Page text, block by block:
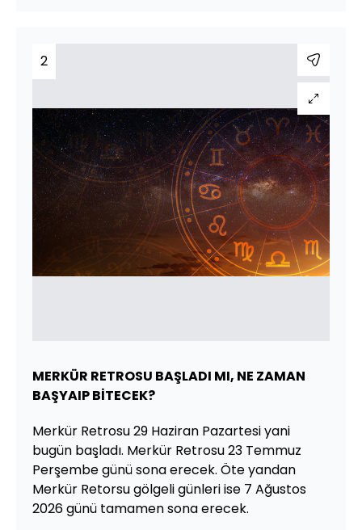
2
MERKÜR RETROSU BAŞLADI MI, NE ZAMAN
BAŞYAIP BİTECEK?
Merkür Retrosu 29 Haziran Pazartesi yani
bugün başladı. Merkür Retrosu 23 Temmuz
Perşembe günü sona erecek. Öte yandan
Merkür Retorsu gölgeli günleri ise 7 Ağustos
2026 günü tamamen sona erecek.